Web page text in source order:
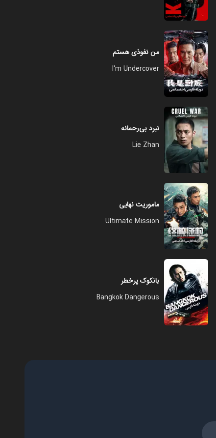
من نفوذی هستم
I'm Undercover
نبرد بی‌رحمانه
Lie Zhan
ماموریت نهایی
Ultimate Mission
بانکوک پرخطر
Bangkok Dangerous